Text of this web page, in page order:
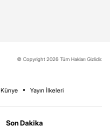
© Copyright 2026 Tüm Hakları Gizlidir.
Künye Yayın İlkeleri
Son Dakika